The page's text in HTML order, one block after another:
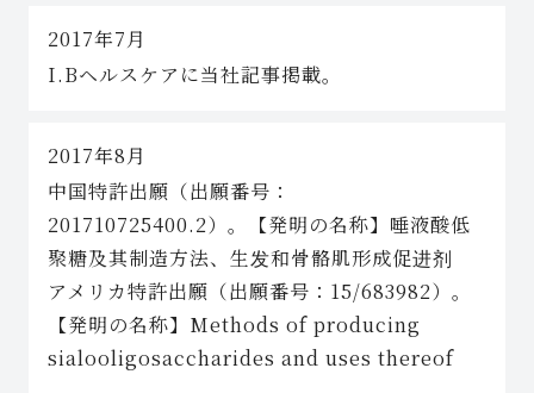
2017年7月
I.Bヘルスケアに当社記事掲載。
2017年8月
中国特許出願（出願番号：
201710725400.2）。【発明の名称】唾液酸低
聚糖及其制造方法、生发和骨骼肌形成促进剂
アメリカ特許出願（出願番号：15/683982）。
【発明の名称】Methods of producing
sialooligosaccharides and uses thereof